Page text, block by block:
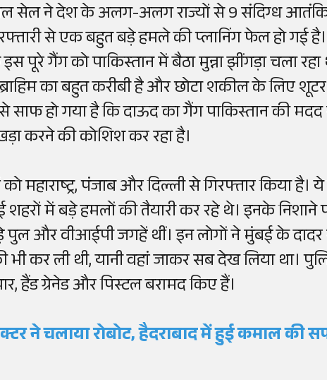
सेल ने देश के अलग-अलग राज्यों से 9 संदिग्ध
से एक बहुत बड़े हमले की प्लानिंग फेल हो गई
पूरे गैंग को पाकिस्तान में बैठा मुन्ना झींगड़ा चला रहा
का बहुत करीबी है और छोटा शकील के लिए
साफ हो गया है कि दाऊद का गैंग पाकिस्तान की
करने की कोशिश कर रहा है।
महाराष्ट्र, पंजाब और दिल्ली से गिरफ्तार किया है।
में बड़े हमलों की तैयारी कर रहे थे। इनके निशाने
पुल और वीआईपी जगहें थीं। इन लोगों ने मुंबई के
कर ली थी, यानी वहां जाकर सब देख लिया था।
हैंड ग्रेनेड और पिस्टल बरामद किए हैं।
ने चलाया रोबोट, हैदराबाद में हुई कमाल की